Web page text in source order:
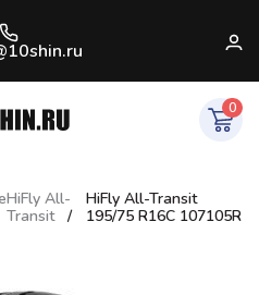
0
HiFly All-
Transit
HiFly All-Transit
195/75 R16C 107105R